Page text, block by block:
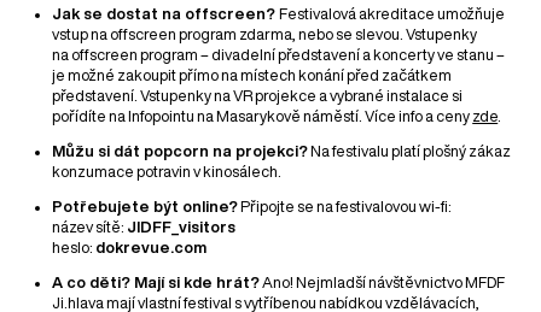
Jak se dostat na offscreen? Festivalová akreditace umožňuje
vstup na offscreen program zdarma, nebo se slevou. Vstupenky
na offscreen program – divadelní představení a koncerty ve stanu –
je možné zakoupit přímo na místech konání před začátkem
představení. Vstupenky na VR projekce a vybrané instalace si
pořídíte na Infopointu na Masarykově náměstí. Více info a ceny zde
Můžu si dát popcorn na projekci? Na festivalu platí plošný zákaz
konzumace potravin v kinosálech.
Potřebujete být online? Připojte se na festivalovou wi-fi:
název sítě: JIDFF_visitors
heslo: dokrevue.com
A co děti? Mají si kde hrát?Ano! Nejmladší návštěvnictvo MFDF
Ji.hlava mají vlastní festival s vytříbenou nabídkou vzdělávacích,